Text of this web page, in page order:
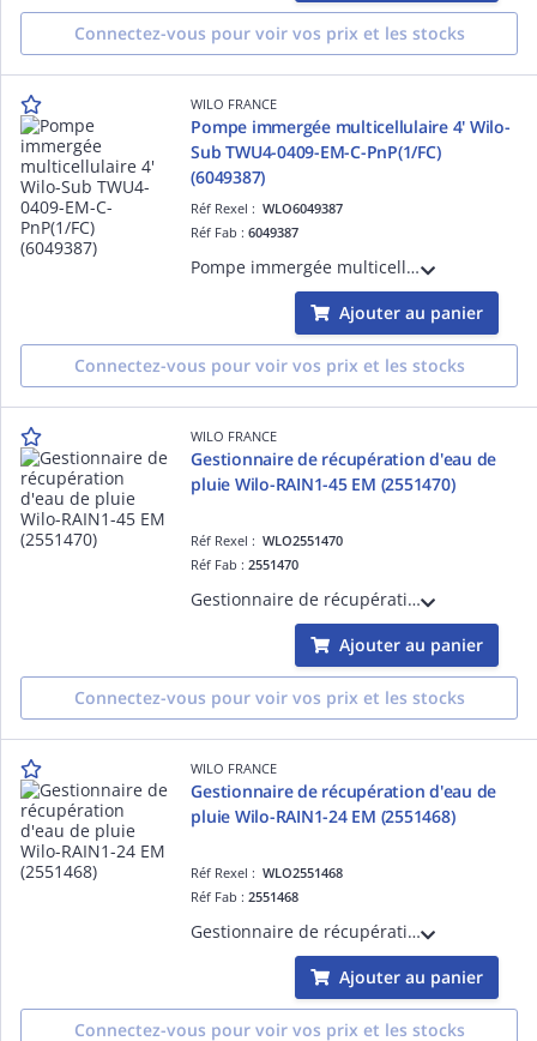
Connectez-vous pour voir vos prix et les stocks
WILO FRANCE
Pompe immergée multicellulaire 4' Wilo-
Sub TWU4-0409-EM-C-PnP(1/FC)
(6049387)
Réf Rexel :WLO6049387
Réf Fab :6049387
Pompe immergée multicellulaire 4' Wilo-Sub TWU4-0409-EM-C-PnP(1/FC) pour la distribution d'eau à partir de forages, de puits et de citernes, l'arrosage et l'irrigation. (6049387)
Ajouter au panier
Connectez-vous pour voir vos prix et les stocks
WILO FRANCE
Gestionnaire de récupération d'eau de
pluie Wilo-RAIN1-45 EM (2551470)
Réf Rexel :WLO2551470
Réf Fab :2551470
Gestionnaire de récupération d'eau de pluie Wilo-RAIN1-45 EM à pompe simple prête à être branchée pour des applications n'impliquant pas la distribution d'eau potable. (2551470)
Ajouter au panier
Connectez-vous pour voir vos prix et les stocks
WILO FRANCE
Gestionnaire de récupération d'eau de
pluie Wilo-RAIN1-24 EM (2551468)
Réf Rexel :WLO2551468
Réf Fab :2551468
Gestionnaire de récupération d'eau de pluie Wilo-RAIN1-24 EM à pompe simple prête à être branchée pour des applications n'impliquant pas la distribution d'eau potable. (2551468)
Ajouter au panier
Connectez-vous pour voir vos prix et les stocks